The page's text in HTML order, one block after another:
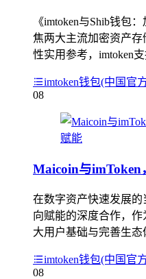
《imtoken与Shib钱包
焦两大主流加密资产
性实用参考，imtoken
imtoken钱包(中国官
08
Maicoin与imToken
在数字资产快速发展的
向赋能的深度合作，作
大用户基础与完善生态
imtoken钱包(中国官
08